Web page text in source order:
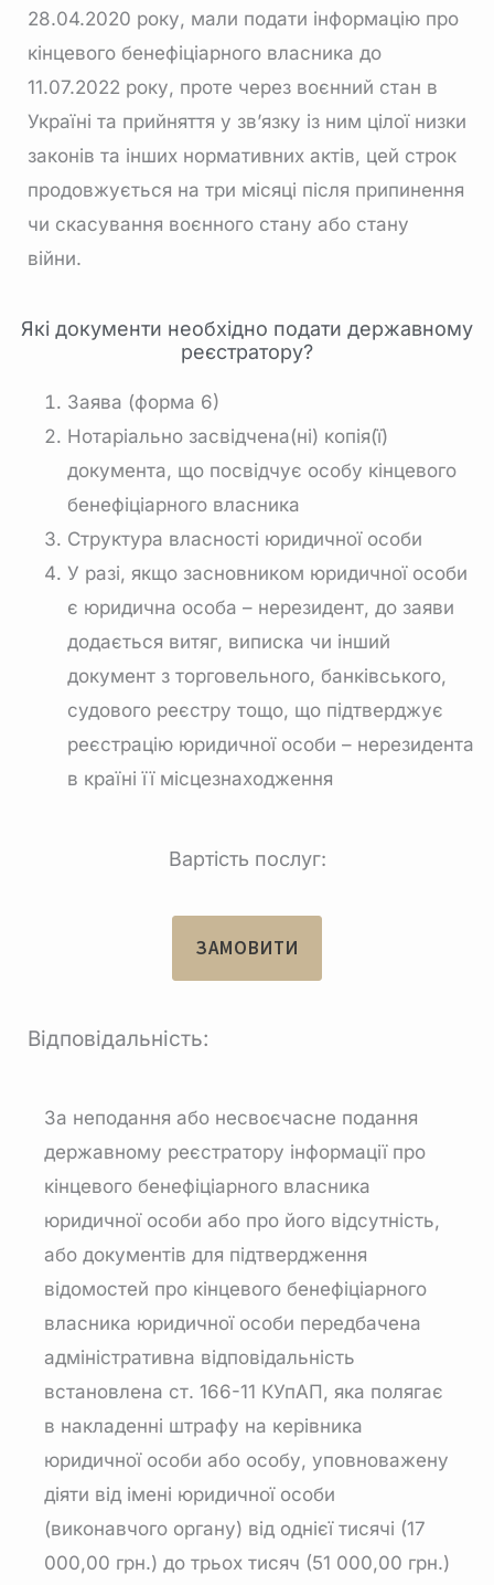
28.04.2020 року, мали подати інформацію про
кінцевого бенефіціарного власника до
11.07.2022 року, проте через воєнний стан в
Україні та прийняття у зв’язку із ним цілої низки
законів та інших нормативних актів, цей строк
продовжується на три місяці після припинення
чи скасування воєнного стану або стану
війни.
Які документи необхідно подати державному
реєстратору?
Заява (форма 6)
Нотаріально засвідчена(ні) копія(ї)
документа, що посвідчує особу кінцевого
бенефіціарного власника
Структура власності юридичної особи
У разі, якщо засновником юридичної особи
є юридична особа – нерезидент, до заяви
додається витяг, виписка чи інший
документ з торговельного, банківського,
судового реєстру тощо, що підтверджує
реєстрацію юридичної особи – нерезидента
в країні її місцезнаходження
Вартість послуг:
ЗАМОВИТИ
Відповідальність:
За неподання або несвоєчасне подання
державному реєстратору інформації про
кінцевого бенефіціарного власника
юридичної особи або про його відсутність,
або документів для підтвердження
відомостей про кінцевого бенефіціарного
власника юридичної особи передбачена
адміністративна відповідальність
встановлена ст. 166-11 КУпАП, яка полягає
в накладенні штрафу на керівника
юридичної особи або особу, уповноважену
діяти від імені юридичної особи
(виконавчого органу) від однієї тисячі (17
000,00 грн.) до трьох тисяч (51 000,00 грн.)